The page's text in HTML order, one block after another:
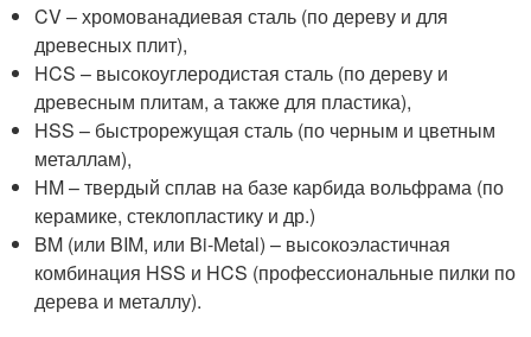
CV – хромованадиевая сталь (по дереву и для
древесных плит),
HCS – высокоуглеродистая сталь (по дереву и
древесным плитам, а также для пластика),
HSS – быстрорежущая сталь (по черным и цветным
металлам),
HM – твердый сплав на базе карбида вольфрама (по
керамике, стеклопластику и др.)
BM (или BIM, или Bi-Metal) – высокоэластичная
комбинация HSS и HCS (профессиональные пилки по
дерева и металлу).